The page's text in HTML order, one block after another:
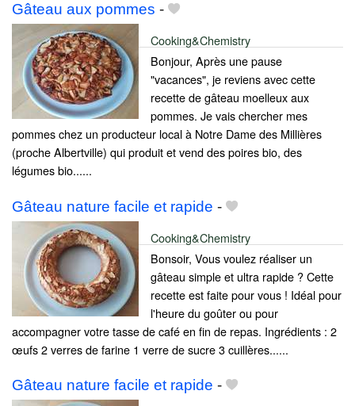
Gâteau aux pommes -
Cooking&Chemistry
Bonjour, Après une pause
"vacances", je reviens avec cette
recette de gâteau moelleux aux
pommes. Je vais chercher mes
pommes chez un producteur local à Notre Dame des Millières
(proche Albertville) qui produit et vend des poires bio, des
légumes bio......
Gâteau nature facile et rapide -
Cooking&Chemistry
Bonsoir, Vous voulez réaliser un
gâteau simple et ultra rapide ? Cette
recette est faite pour vous ! Idéal pour
l'heure du goûter ou pour
accompagner votre tasse de café en fin de repas. Ingrédients : 2
œufs 2 verres de farine 1 verre de sucre 3 cuillères......
Gâteau nature facile et rapide -